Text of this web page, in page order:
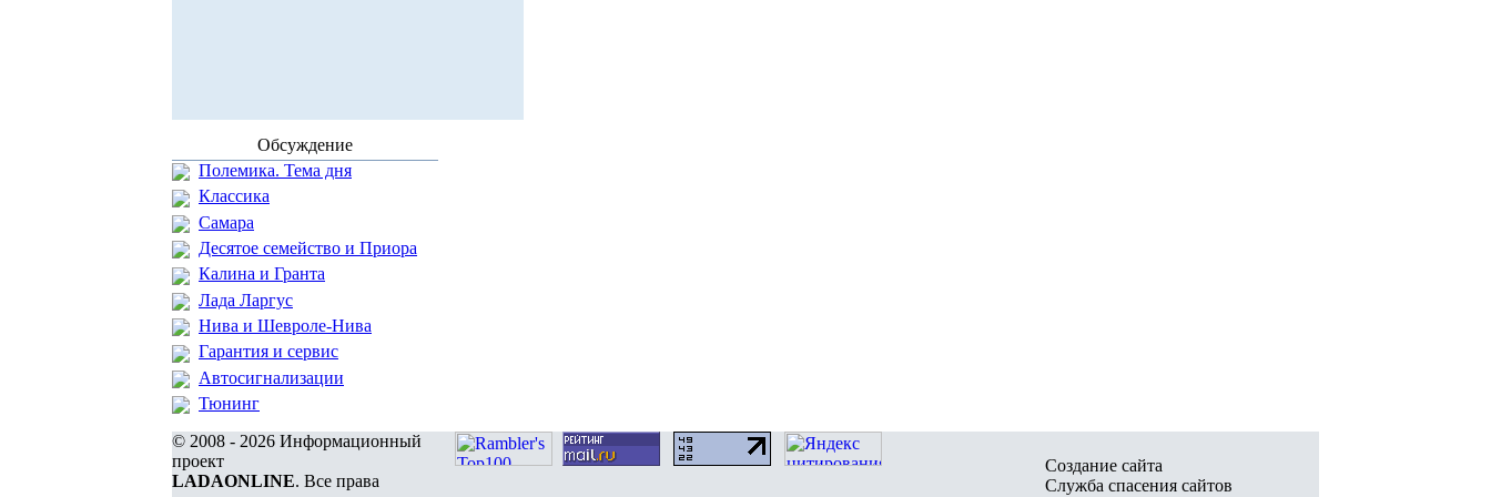
Обсуждение
Полемика. Тема дня
Классика
Самара
Десятое семейство и Приора
Калина и Гранта
Лада Ларгус
Нива и Шевроле-Нива
Гарантия и сервис
Автосигнализации
Тюнинг
© 2008 - 2026 Информационный
проект
LADAONLINE. Все права
Создание сайта
Служба спасения сайтов